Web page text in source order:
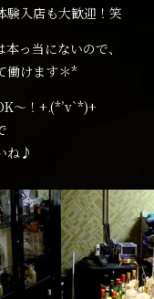
験入店も大歓迎！笑
っ当にないので、
働けます＊*
～！+.(*’v`*)+
ね♪